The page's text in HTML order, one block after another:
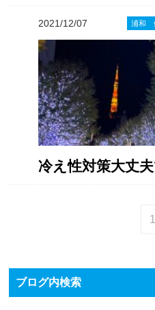
2021/12/07 浦和
冷え性対策大丈
1
ブログ内検索